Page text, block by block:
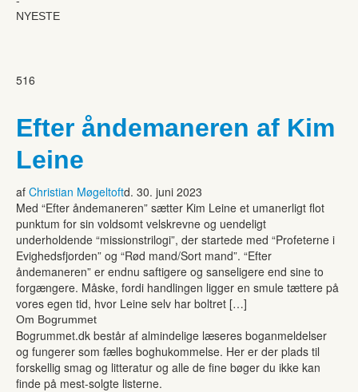
NYESTE
516
Efter åndemaneren af Kim
Leine
af Christian Møgeltoftd. 30. juni 2023
Med “Efter åndemaneren” sætter Kim Leine et umanerligt flot
punktum for sin voldsomt velskrevne og uendeligt
underholdende “missionstrilogi”, der startede med “Profeterne i
Evighedsfjorden” og “Rød mand/Sort mand”. “Efter
åndemaneren” er endnu saftigere og sanseligere end sine to
forgængere. Måske, fordi handlingen ligger en smule tættere på
vores egen tid, hvor Leine selv har boltret […]
Om Bogrummet
Bogrummet.dk består af almindelige læseres boganmeldelser
og fungerer som fælles boghukommelse. Her er der plads til
forskellig smag og litteratur og alle de fine bøger du ikke kan
finde på mest-solgte listerne.